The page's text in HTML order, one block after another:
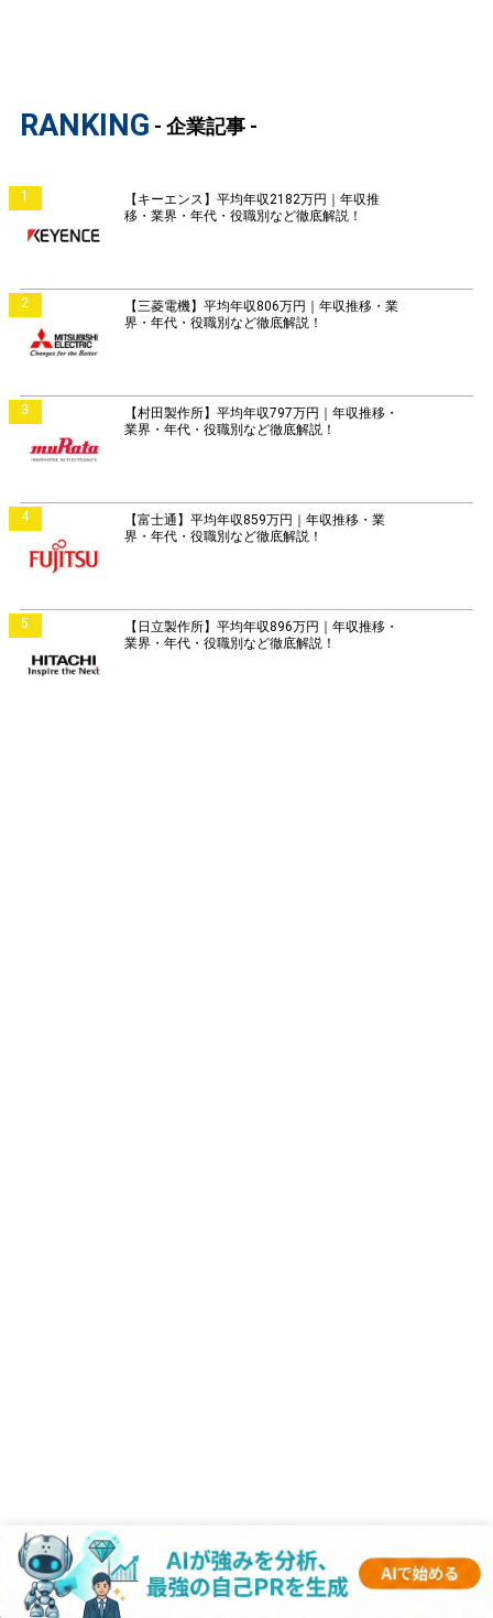
RANKING - 企業記事 -
1
【キーエンス】平均年収2182万円｜年収推
移・業界・年代・役職別など徹底解説！
2
【三菱電機】平均年収806万円｜年収推移・業
界・年代・役職別など徹底解説！
3
【村田製作所】平均年収797万円｜年収推移・
業界・年代・役職別など徹底解説！
4
【富士通】平均年収859万円｜年収推移・業
界・年代・役職別など徹底解説！
5
【日立製作所】平均年収896万円｜年収推移・
業界・年代・役職別など徹底解説！
RANKING - 業界記事 -